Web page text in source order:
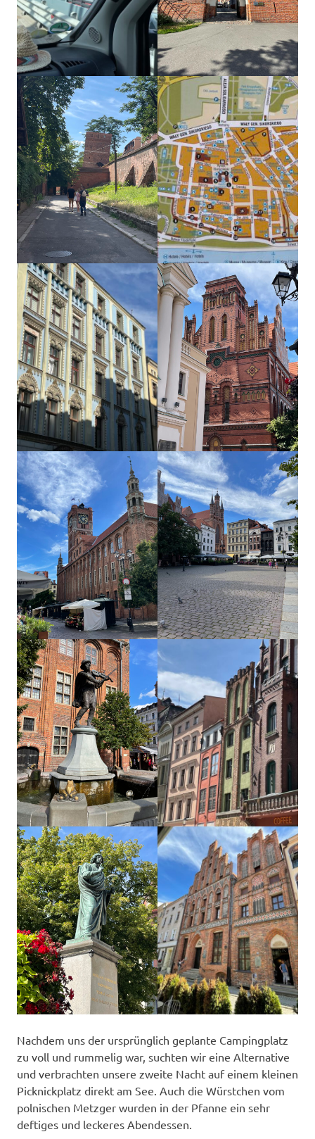
Nachdem uns der ursprünglich geplante Campingplatz
zu voll und rummelig war, suchten wir eine Alternative
und verbrachten unsere zweite Nacht auf einem kleinen
Picknickplatz direkt am See. Auch die Würstchen vom
polnischen Metzger wurden in der Pfanne ein sehr
deftiges und leckeres Abendessen.